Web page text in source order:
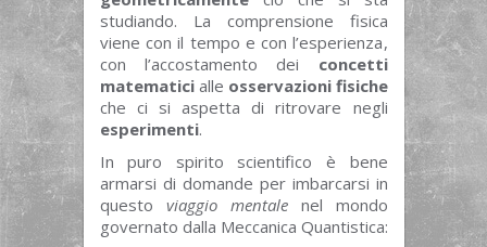
studiando. La comprensione fisica
viene con il tempo e con l’esperienza,
con l’accostamento dei concetti
matematicialle osservazioni fisiche
che ci si aspetta di ritrovare negli
esperimenti.
In puro spirito scientifico è bene
armarsi di domande per imbarcarsi in
questo viaggio mentalenel mondo
governato dalla Meccanica Quantistica: